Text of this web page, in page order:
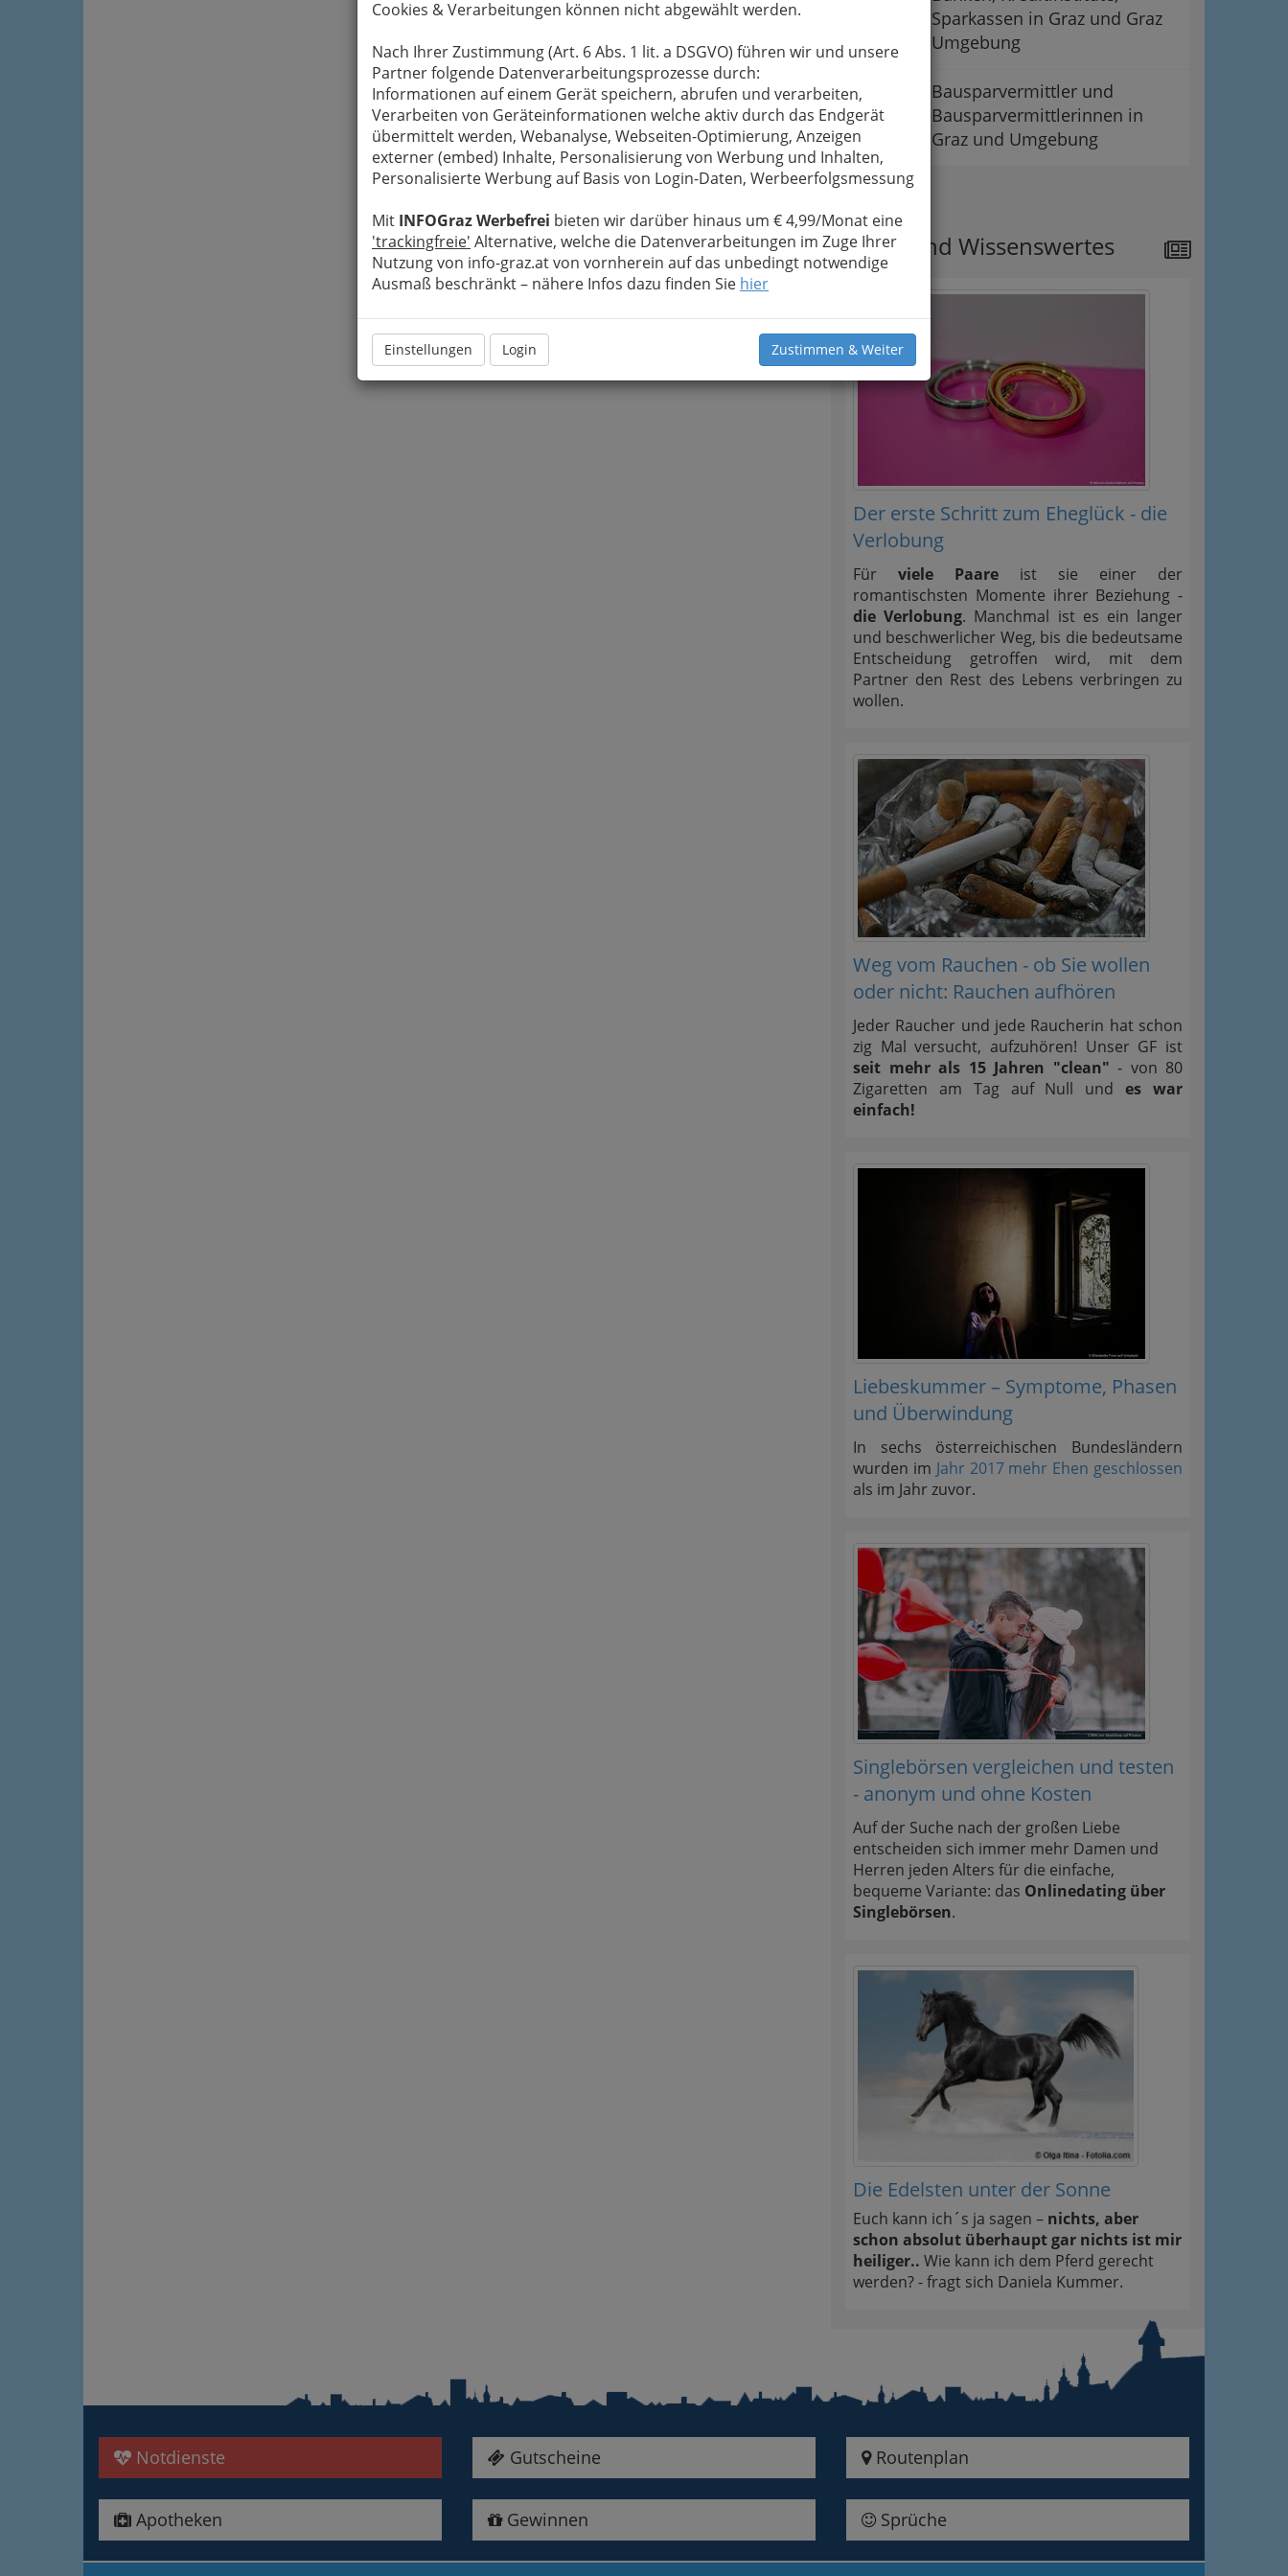
Cookies & Verarbeitungen können nicht abgewählt werden.
Nach Ihrer Zustimmung (Art. 6 Abs. 1 lit. a DSGVO) führen wir und unsere
Partner folgende Datenverarbeitungsprozesse durch:
Informationen auf einem Gerät speichern, abrufen und verarbeiten,
Verarbeiten von Geräteinformationen welche aktiv durch das Endgerät
übermittelt werden, Webanalyse, Webseiten-Optimierung, Anzeigen
externer (embed) Inhalte, Personalisierung von Werbung und Inhalten,
Personalisierte Werbung auf Basis von Login-Daten, Werbeerfolgsmessung
Mit INFOGraz Werbefrei bieten wir darüber hinaus um € 4,99/Monat eine
'trackingfreie' Alternative, welche die Datenverarbeitungen im Zuge Ihrer
Nutzung von info-graz.at von vornherein auf das unbedingt notwendige
Ausmaß beschränkt – nähere Infos dazu finden Sie hier
Einstellungen Login Zustimmen & Weiter
Sparkassen in Graz und Graz
Umgebung
Bausparvermittler und
Bausparvermittlerinnen in
Graz und Umgebung
News und Wissenswertes
Der erste Schritt zum Eheglück - die
Verlobung
Für viele Paare ist sie einer der
romantischsten Momente ihrer Beziehung -
die Verlobung. Manchmal ist es ein langer
und beschwerlicher Weg, bis die bedeutsame
Entscheidung getroffen wird, mit dem
Partner den Rest des Lebens verbringen zu
wollen.
Weg vom Rauchen - ob Sie wollen
oder nicht: Rauchen aufhören
Jeder Raucher und jede Raucherin hat schon
zig Mal versucht, aufzuhören! Unser GF ist
seit mehr als 15 Jahren "clean" - von 80
Zigaretten am Tag auf Null undes war
einfach!
Liebeskummer – Symptome, Phasen
und Überwindung
In sechs österreichischen Bundesländern
wurden im Jahr 2017 mehr Ehen geschlossen
als im Jahr zuvor.
Singlebörsen vergleichen und testen
- anonym und ohne Kosten
Auf der Suche nach der großen Liebe
entscheiden sich immer mehr Damen und
Herren jeden Alters für die einfache,
bequeme Variante: das Onlinedating über
Singlebörsen.
Die Edelsten unter der Sonne
Euch kann ich´s ja sagen – nichts, aber
schon absolut überhaupt gar nichts ist mir
heiliger.. Wie kann ich dem Pferd gerecht
werden? - fragt sich Daniela Kummer.
Notdienste
Apotheken
Gutscheine
Gewinnen
Routenplan
Sprüche